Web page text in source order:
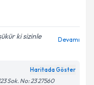
ki sizinle
Devamı
Haritada Göster
Sok. No: 23 27560